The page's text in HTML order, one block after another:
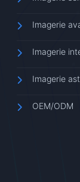
Imagerie
Imagerie
Imagerie
OEM/ODM